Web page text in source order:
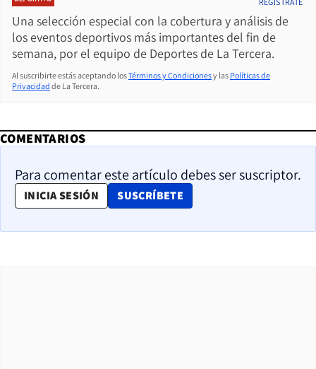
Una selección especial con la cobertura y análisis de
los eventos deportivos más importantes del fin de
semana, por el equipo de Deportes de La Tercera.
Al suscribirte estás aceptando losTérminos y Condicionesy las Políticas de
Privacidad de La Tercera.
COMENTARIOS
Para comentar este artículo debes ser suscriptor.
INICIA SESIÓN SUSCRÍBETE
OPENS IN NEW WINDOW